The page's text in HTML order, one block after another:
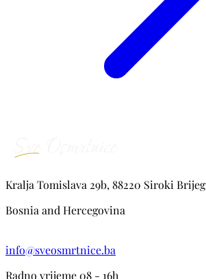
Kralja Tomislava 29b, 88220 Siroki Brijeg
Bosnia and Hercegovina
info@sveosmrtnice.ba
Radno vrijeme 08 - 16h